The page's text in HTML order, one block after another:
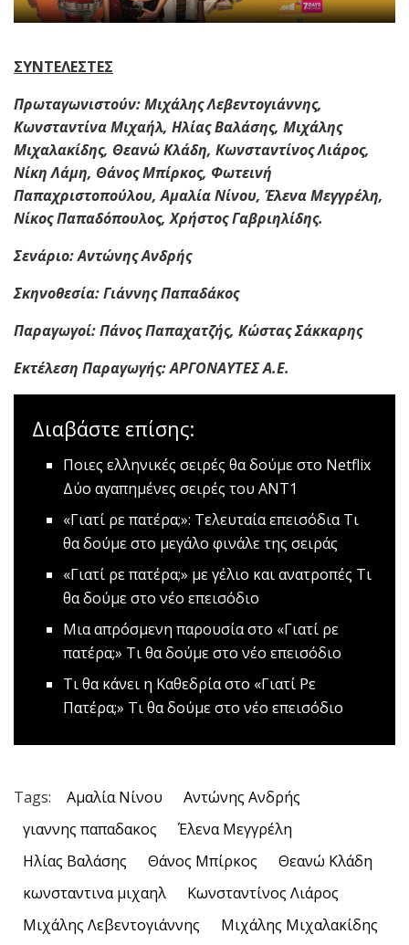
ΣΥΝΤΕΛΕΣΤΕΣ
Πρωταγωνιστούν: Μιχάλης Λεβεντογιάννης,
Κωνσταντίνα Μιχαήλ, Ηλίας Βαλάσης, Μιχάλης
Μιχαλακίδης, Θεανώ Κλάδη, Κωνσταντίνος Λιάρος,
Νίκη Λάμη, Θάνος Μπίρκος, Φωτεινή
Παπαχριστοπούλου, Αμαλία Νίνου, Έλενα Μεγγρέλη,
Νίκος Παπαδόπουλος, Χρήστος Γαβριηλίδης.
Σενάριο: Αντώνης Ανδρής
Σκηνοθεσία: Γιάννης Παπαδάκος
Παραγωγοί: Πάνος Παπαχατζής, Κώστας Σάκκαρης
Εκτέλεση Παραγωγής: ΑΡΓΟΝΑΥΤΕΣ Α.Ε.
Διαβάστε επίσης:
Ποιες ελληνικές σειρές θα δούμε στο Netflix
Δύο αγαπημένες σειρές του ΑΝΤ1
«Γιατί ρε πατέρα;»: Τελευταία επεισόδιαΤι
θα δούμε στο μεγάλο φινάλε της σειράς
«Γιατί ρε πατέρα;» με γέλιο και ανατροπές Τι
θα δούμε στο νέο επεισόδιο
Μια απρόσμενη παρουσία στο «Γιατί ρε
πατέρα;» Τι θα δούμε στο νέο επεισόδιο
Τι θα κάνει η Καθεδρία στο «Γιατί Ρε
Πατέρα;» Tι θα δούμε στο νέο επεισόδιο
Tags: Αμαλία Νίνου
Αντώνης Ανδρής
γιαννης παπαδακος
Έλενα Μεγγρέλη
Ηλίας Βαλάσης
Θάνος Μπίρκος
Θεανώ Κλάδη
κωνσταντινα μιχαηλ
Κωνσταντίνος Λιάρος
Μιχάλης Λεβεντογιάννης
Μιχάλης Μιχαλακίδης